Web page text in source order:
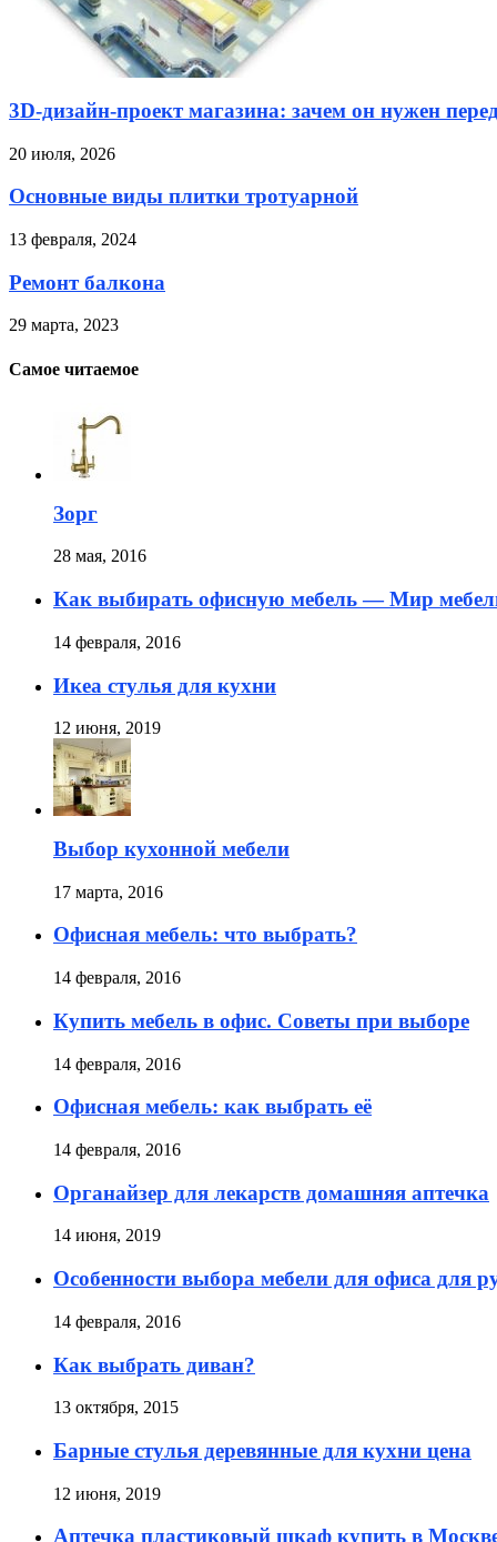
3D-дизайн-проект магазина: зачем он нужен
20 июля, 2026
Основные виды плитки тротуарной
13 февраля, 2024
Ремонт балкона
29 марта, 2023
Самое читаемое
Зорг
28 мая, 2016
Как выбирать офисную мебель — Мир
14 февраля, 2016
Икеа стулья для кухни
12 июня, 2019
Выбор кухонной мебели
17 марта, 2016
Офисная мебель: что выбрать?
14 февраля, 2016
Купить мебель в офис. Советы при выборе
14 февраля, 2016
Офисная мебель: как выбрать её
14 февраля, 2016
Органайзер для лекарств домашняя аптечка
14 июня, 2019
Особенности выбора мебели для офиса для
14 февраля, 2016
Как выбрать диван?
13 октября, 2015
Барные стулья деревянные для кухни цена
12 июня, 2019
Аптечка пластиковый шкаф купить в